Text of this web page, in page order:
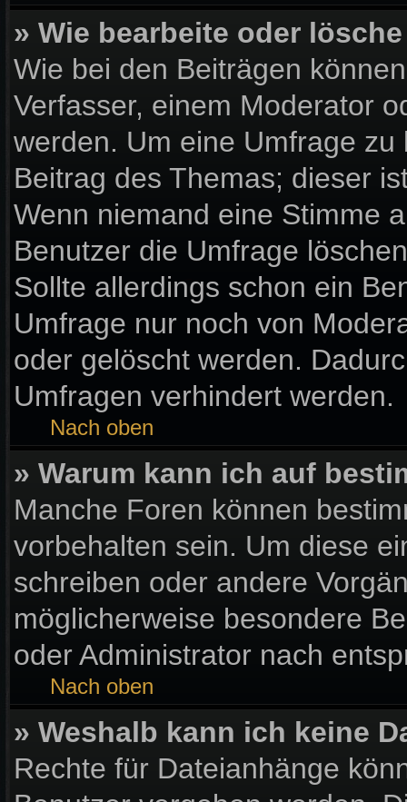
» Wie bearbeite oder
Wie bei den Beiträgen
Verfasser, einem Moderator
werden. Um eine Umfrage
Beitrag des Themas; dieser
Wenn niemand eine Stimme
Benutzer die Umfrage
Sollte allerdings schon ein
Umfrage nur noch von
oder gelöscht werden.
Umfragen verhindert werden.
Nach oben
» Warum kann ich auf
Manche Foren können
vorbehalten sein. Um diese
schreiben oder andere
möglicherweise besondere
oder Administrator nach
Nach oben
» Weshalb kann ich keine
Rechte für Dateianhänge